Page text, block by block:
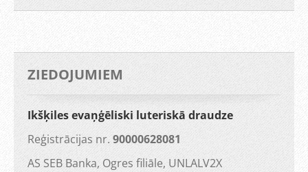
ZIEDOJUMIEM
Ikšķiles evaņģēliski luteriskā draudze
Reģistrācijas nr. 90000628081
AS SEB Banka, Ogres filiāle, UNLALV2X